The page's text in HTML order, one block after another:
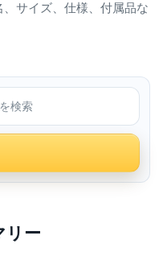
サイズ、仕様、付属品な
リー